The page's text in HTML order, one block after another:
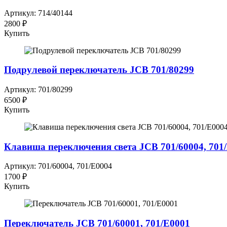
Артикул: 714/40144
2800 ₽
Купить
Подрулевой переключатель JCB 701/80299
Артикул: 701/80299
6500 ₽
Купить
Клавиша переключения света JCB 701/60004,
Артикул: 701/60004, 701/E0004
1700 ₽
Купить
Переключатель JCB 701/60001, 701/E0001